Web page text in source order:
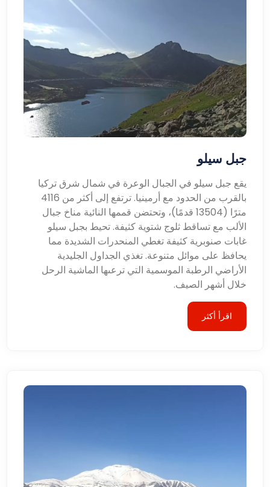
جبل سيلو
يقع جبل سيلو في الجبال الوعرة في شمال شرق تركيا
بالقرب من الحدود مع أرمينيا. ترتفع إلى أكثر من 4116
مترًا (13504 قدمًا)، وتحتضن قممها النائية مناخ جبال
الألب مع تساقط ثلوج شتوية كثيفة. تحيط بجبل سيلو
غابات صنوبرية كثيفة تغطي المنحدرات الشديدة مما
يحافظ على موائل متنوعة. تغذي الجداول الجليدية
الأراضي الرطبة الموسمية التي ترعىها الماشية الرحل
خلال أشهر الصيف.
اقرأ أكثر